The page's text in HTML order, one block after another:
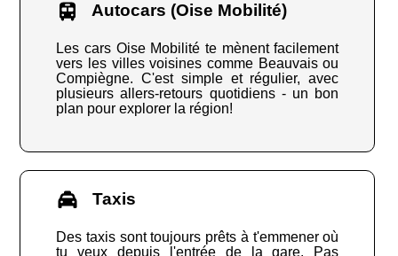
Autocars (Oise Mobilité)
Les cars Oise Mobilité te mènent facilement
vers les villes voisines comme Beauvais ou
Compiègne. C'est simple et régulier, avec
plusieurs allers-retours quotidiens - un bon
plan pour explorer la région!
Taxis
Des taxis sont toujours prêts à t'emmener où
tu veux depuis l'entrée de la gare. Pas